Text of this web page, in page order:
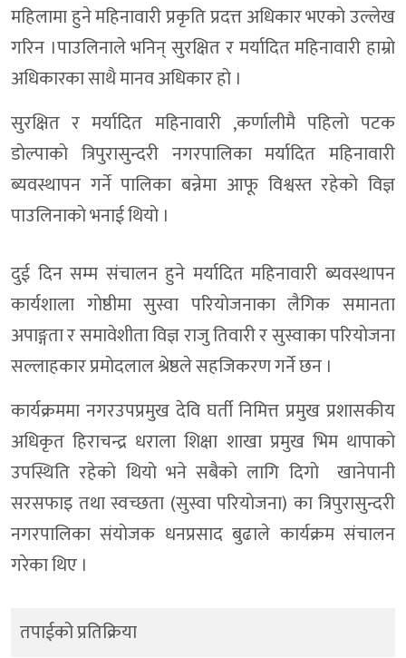
महिलामा हुने महिनावारी प्रकृति प्रदत्त अधिकार भएकाे उल्लेख
गरिन ।पाउलिनाले भनिन् सुरक्षित र मर्यादित महिनावारी हाम्राे
अधिकारका साथै मानव अधिकार हाे ।
सुरक्षित र मर्यादित महिनावारी ,कर्णालीमै पहिलाे पटक
डाेल्पाकाे त्रिपुरासुन्दरी नगरपालिका मर्यादित महिनावारी
ब्यवस्थापन गर्ने पालिका बन्नेमा आफू विश्वस्त रहेकाे विज्ञ
पाउलिनाकाे भनाई थियाे ।
दुई दिन सम्म संचालन हुने मर्यादित महिनावारी ब्यवस्थापन
कार्यशाला गाेष्ठीमा सुस्वा परियाेजनाका लैगिक समानता
अपाङ्गता र समावेशीता विज्ञ राजु तिवारी र सुस्वाका परियाेजना
सल्लाहकार प्रमाेदलाल श्रेष्ठले सहजिकरण गर्ने छन ।
कार्यक्रममा नगरउपप्रमुख देवि घर्ती निमित्त प्रमुख प्रशासकीय
अधिकृत हिराचन्द्र धराला शिक्षा शाखा प्रमुख भिम थापाकाे
उपस्थिति रहेकाे थियाे भने सबैकाे लागि दिगाे खानेपानी
सरसफाइ तथा स्वच्छता (सुस्वा परियाेजना) का त्रिपुरासुन्दरी
नगरपालिका संयाेजक धनप्रसाद बुढाले कार्यक्रम संचालन
गरेका थिए ।
तपाईको प्रतिक्रिया